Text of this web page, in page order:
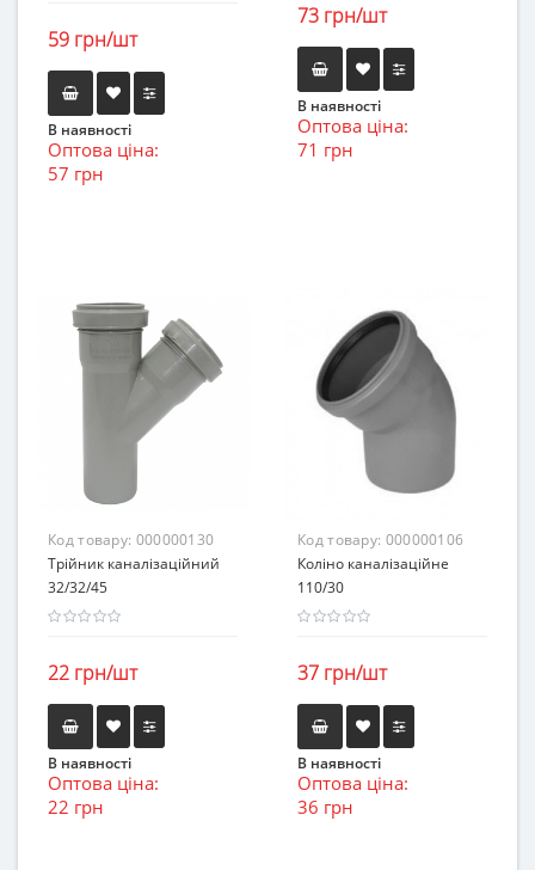
59 грн/шт
В наявності
Оптова ціна:
57 грн
73 грн/шт
В наявності
Оптова ціна:
71 грн
Код товару: 000000130
Трійник каналізаційний
32/32/45
22 грн/шт
В наявності
Оптова ціна:
22 грн
Код товару: 000000106
Коліно каналізаційне
110/30
37 грн/шт
В наявності
Оптова ціна:
36 грн